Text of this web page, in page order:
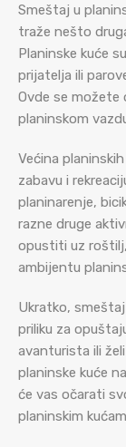
Smeštaj u
traže nešto
Planinske kuće
prijatelja ili
Ovde se možete
planinskom
Većina
zabavu i
planinarenje,
razne druge
opustiti uz
ambijentu
Ukratko, smeštaj
priliku za
avanturista ili
planinske kuće
će vas očarati
planinskim